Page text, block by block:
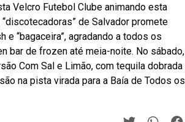
Velcro Futebol Clube animando esta
de Salvador promete
e “bagaceira”, agradando a todos os
bar de frozen até meia-noite. No sábado,
Com Sal e Limão, com tequila dobrada
na pista virada para a Baía de Todos os